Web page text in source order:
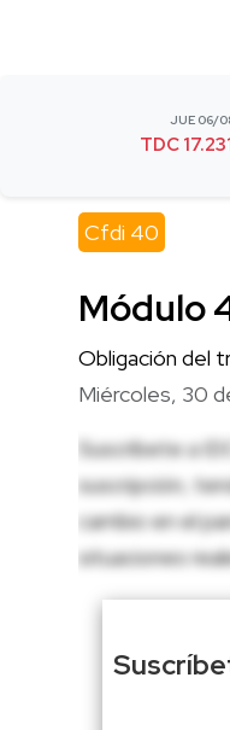
JUE 06/
TDC
Cfdi 40
Módulo
Obligación del
Miércoles, 30
Suscríbete a
suscripción,
cambio en el
situaciones